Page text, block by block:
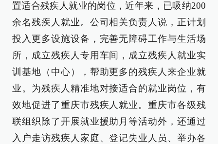
置适合残疾人就业的岗位，近年来，已吸纳200
余名残疾人就业。公司相关负责人说，正计划
投入更多设施设备，完善无障碍工作与生活场
所，成立残疾人专用车间，成立残疾人就业实
训基地（中心），帮助更多的残疾人来企业就
业。为残疾人精准地对接适合的就业岗位，有
效地促进了重庆市残疾人就业。重庆市各级残
联组织除了开展就业援助月等活动外，还通过
入户走访残疾人家庭、登记失业人员、举办各